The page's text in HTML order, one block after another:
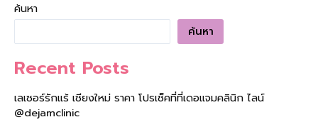
ค้นหา
ค้นหา
Recent Posts
เลเซอร์รักแร้ เชียงใหม่ ราคา โปรเช็คที่ที่เดอแจมคลินิก ไลน์
@dejamclinic